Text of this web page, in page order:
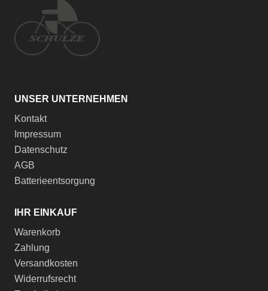
UNSER UNTERNEHMEN
Kontakt
Impressum
Datenschutz
AGB
Batterieentsorgung
IHR EINKAUF
Warenkorb
Zahlung
Versandkosten
Widerrufsrecht